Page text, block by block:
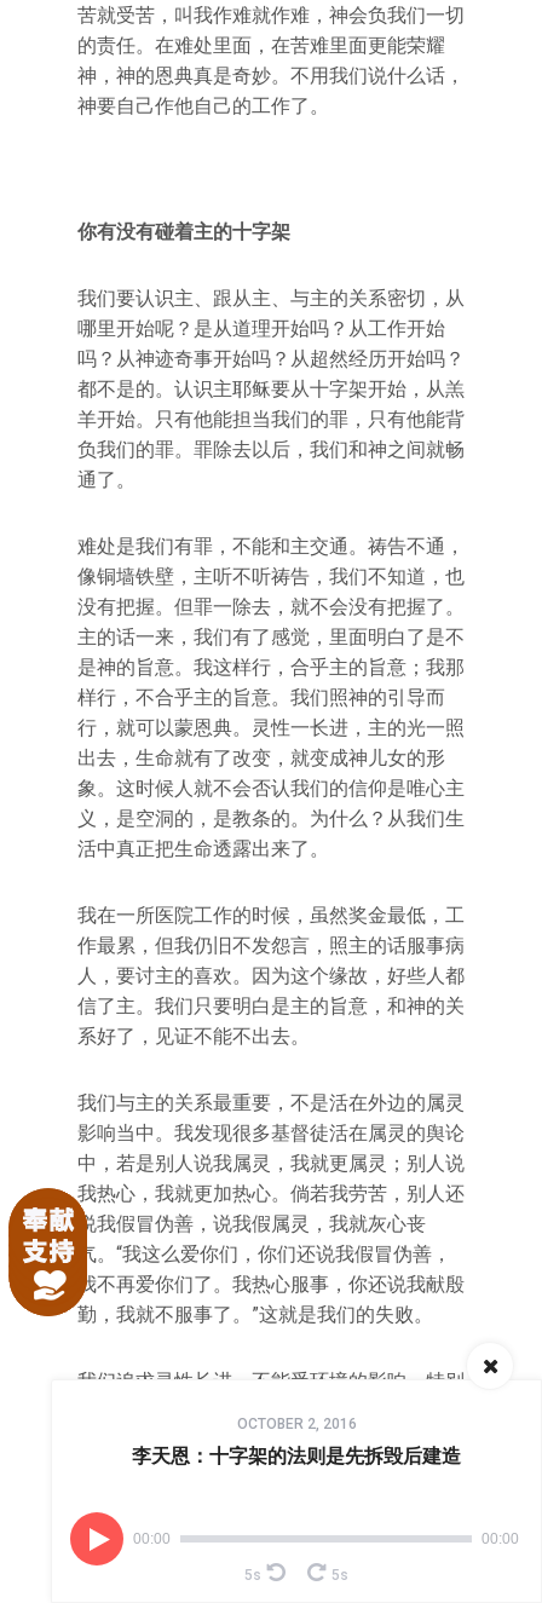
苦就受苦，叫我作难就作难，神会负我们一切
的责任。在难处里面，在苦难里面更能荣耀
神，神的恩典真是奇妙。不用我们说什么话，
神要自己作他自己的工作了。
你有没有碰着主的十字架
我们要认识主、跟从主、与主的关系密切，从
哪里开始呢？是从道理开始吗？从工作开始
吗？从神迹奇事开始吗？从超然经历开始吗？
都不是的。认识主耶稣要从十字架开始，从羔
羊开始。只有他能担当我们的罪，只有他能背
负我们的罪。罪除去以后，我们和神之间就畅
通了。
难处是我们有罪，不能和主交通。祷告不通，
像铜墙铁壁，主听不听祷告，我们不知道，也
没有把握。但罪一除去，就不会没有把握了。
主的话一来，我们有了感觉，里面明白了是不
是神的旨意。我这样行，合乎主的旨意；我那
样行，不合乎主的旨意。我们照神的引导而
行，就可以蒙恩典。灵性一长进，主的光一照
出去，生命就有了改变，就变成神儿女的形
象。这时候人就不会否认我们的信仰是唯心主
义，是空洞的，是教条的。为什么？从我们生
活中真正把生命透露出来了。
我在一所医院工作的时候，虽然奖金最低，工
作最累，但我仍旧不发怨言，照主的话服事病
人，要讨主的喜欢。因为这个缘故，好些人都
信了主。我们只要明白是主的旨意，和神的关
系好了，见证不能不出去。
我们与主的关系最重要，不是活在外边的属灵
影响当中。我发现很多基督徒活在属灵的舆论
中，若是别人说我属灵，我就更属灵；别人说
我热心，我就更加热心。倘若我劳苦，别人还
说我假冒伪善，说我假属灵，我就灰心丧
气。“我这么爱你们，你们还说我假冒伪善，
我不再爱你们了。我热心服事，你还说我献殷
勤，我就不服事了。”这就是我们的失败。
我们追求灵性长进，不能受环境的影响，特别
晨，我去看一位姊妹，姊妹有一个小女孩，大
概四、五岁。我敲门，她在里面答应。等了有
齐齐，床前摆一个垫子，床上摆一本圣经。我
说：“对不起，姊妹，打扰你早晨灵修了。”她
OCTOBER 2, 2016
李天恩：十字架的法则是先拆毁后建造
00:00 00:00
5s 5s